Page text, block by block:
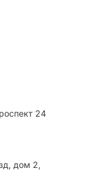
24
дом 2,